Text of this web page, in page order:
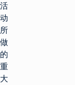
活
动
所
做
的
重
大